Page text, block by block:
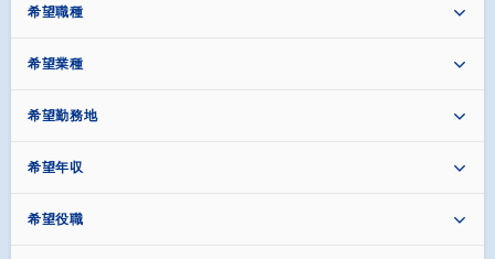
希望職種
希望業種
希望勤務地
希望年収
希望役職